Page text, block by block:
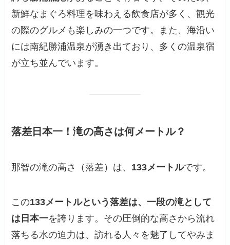
新鮮なまぐろ料理を味わえる飲食店が多く、観光
の際のグルメも楽しみの一つです。また、海沿い
には南紀勝浦温泉が湧き出ており、多くの温泉宿
が立ち並んでいます。
落差日本一！滝の高さは何メートル？
那智の滝の高さ（落差）は、 133メートルです。
この133メートルという落差は、一段の滝として
は日本一を誇ります。その圧倒的な高さから流れ
落ちる水の迫力は、訪れる人々を魅了してやみま